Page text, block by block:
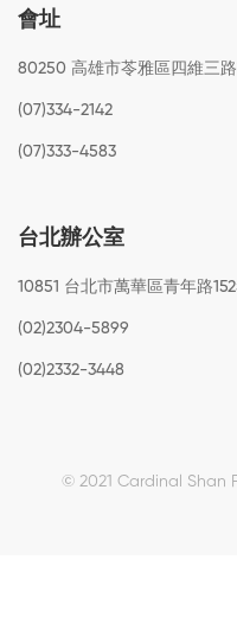
會址
80250 高雄市苓雅區四維三路
(07)334-2142
(07)333-4583
台北辦公室
10851 台北市萬華區青年路
(02)2304-5899
(02)2332-3448
© 2021 Cardinal Shan